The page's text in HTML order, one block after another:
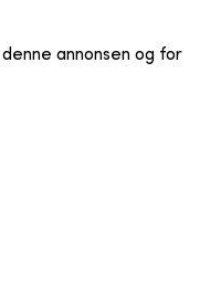
annonsen og for